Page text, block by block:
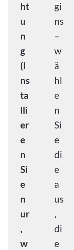
ht
u
n
g
(i
ns
ta
lli
er
e
n
Si
e
n
ur
,
w
gi
ns
–
w
ä
hl
e
n
Si
e
di
e
a
us
,
di
e